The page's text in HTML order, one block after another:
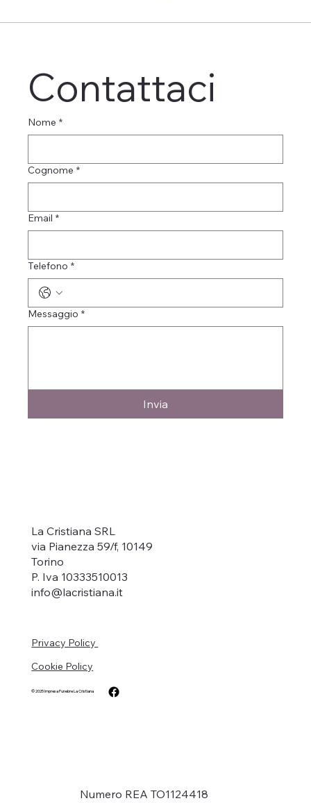
Maria Teresa Lo Duca ved. Fuscà
Contattaci
Nome *
Cognome *
Email *
Telefono *
Messaggio *
Invia
La Cristiana SRL
via Pianezza 59/f, 10149
Torino
P. Iva 10333510013
info@lacristiana.it
© 2025 Impresa Funebre La Cristiana
Privacy Policy
Cookie Policy
Numero REA TO1124418